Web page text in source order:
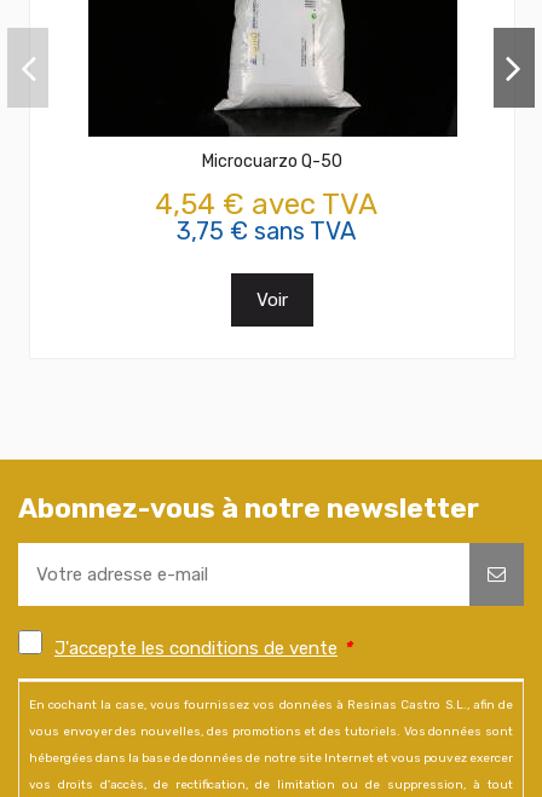
Microcuarzo Q-50
4,54 € avec TVA
3,75 € sans TVA
Voir
Abonnez-vous à notre newsletter
J'accepte les conditions de vente *
En cochant la case, vous fournissez vos données à Resinas Castro S.L., afin de
vous envoyer des nouvelles, des promotions et des tutoriels. Vos données sont
hébergées dans la base de données de notre site Internet et vous pouvez exercer
vos droits d'accès, de rectification, de limitation ou de suppression, à tout